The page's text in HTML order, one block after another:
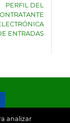
analizar
PERFIL DEL
ENTRADAS